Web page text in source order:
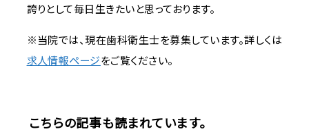
誇りとして毎日生きたいと思っております。
※当院では、現在歯科衛生士を募集しています。詳しくは
求人情報ページをご覧ください。
こちらの記事も読まれています。